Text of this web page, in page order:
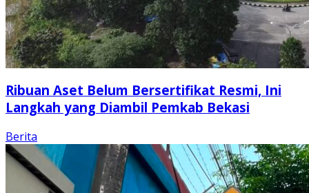
Ribuan Aset Belum Bersertifikat Resmi, Ini
Langkah yang Diambil Pemkab Bekasi
Berita